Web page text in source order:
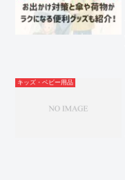
キッズ・ベビー用品